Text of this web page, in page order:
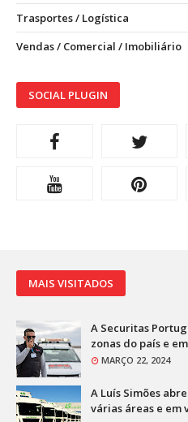
Trasportes / Logística
Vendas / Comercial / Imobiliário
SOCIAL PLUGIN
MAIS VISITADOS
A Securitas
zonas do país e
MARÇO 22, 2024
A Luís Simões
várias áreas e em